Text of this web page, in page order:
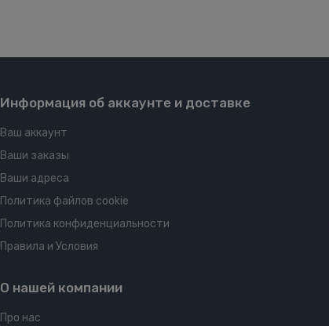
Информация об аккаунте и доставке
Ваш аккаунт
Ваши заказы
Ваши адреса
Политика файлов cookie
Политика конфиденциальности
Правила и Условия
О нашей компании
Про нас